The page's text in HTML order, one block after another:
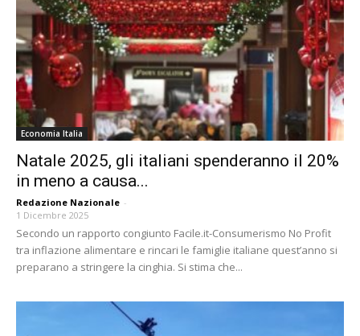
Economia Italia
Natale 2025, gli italiani spenderanno il 20%
in meno a causa...
Redazione Nazionale -
1 Dicembre 2025
Secondo un rapporto congiunto Facile.it-Consumerismo No Profit
tra inflazione alimentare e rincari le famiglie italiane quest’anno si
preparano a stringere la cinghia. Si stima che...